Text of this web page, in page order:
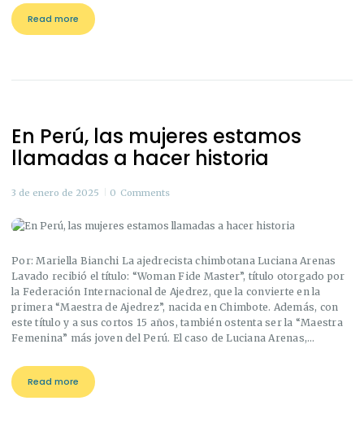
Read more
En Perú, las mujeres estamos
llamadas a hacer historia
3 de enero de 2025 0 Comments
Por: Mariella Bianchi La ajedrecista chimbotana Luciana Arenas
Lavado recibió el título: “Woman Fide Master”, título otorgado por
la Federación Internacional de Ajedrez, que la convierte en la
primera “Maestra de Ajedrez”, nacida en Chimbote. Además, con
este título y a sus cortos 15 años, también ostenta ser la “Maestra
Femenina” más joven del Perú. El caso de Luciana Arenas,…
Read more